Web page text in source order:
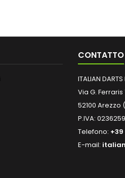
CONTATTO
ITALIAN DARTS
Via G.
52100 Arezzo
P.IVA:
Telefono:
E-mail: